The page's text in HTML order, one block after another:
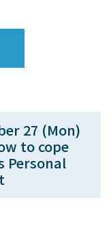
27 (Mon)
to cope
Personal